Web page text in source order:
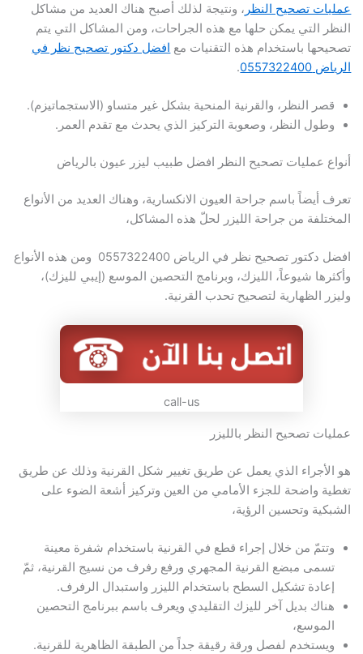
عمليات تصحيح النظر ، ونتيجة لذلك أصبح هناك العديد من مشاكل
النظر التي يمكن حلها مع هذه الجراحات، ومن المشاكل التي يتم
تصحيحها باستخدام هذه التقنيات مع افضل دكتور تصحيح نظر في
الرياض 0557322400
.
قصر النظر، والقرنية المنحية بشكل غير متساو (الاستجماتيزم).
وطول النظر، وصعوبة التركيز الذي يحدث مع تقدم العمر.
أنواع عمليات تصحيح النظر افضل طبيب ليزر عيون بالرياض
تعرف أيضاً باسم جراحة العيون الانكسارية، وهناك العديد من الأنواع
المختلفة من جراحة الليزر لحلّ هذه المشاكل،
افضل دكتور تصحيح نظر في الرياض 0557322400 ومن هذه الأنواع
وأكثرها شيوعاً، الليزك، وبرنامج التحصين الموسع (إيبي لليزك)،
وليزر الظهارية لتصحيح تحدب القرنية.
call-us
عمليات تصحيح النظر بالليزر
هو الأجراء الذي يعمل عن طريق تغيير شكل القرنية وذلك عن طريق
تغطية واضحة للجزء الأمامي من العين وتركيز أشعة الضوء على
الشبكية وتحسين الرؤية،
وتتمّ من خلال إجراء قطع في القرنية باستخدام شفرة معينة
تسمى مبضع القرنية المجهري ورفع رفرف من نسيج القرنية، ثمّ
إعادة تشكيل السطح باستخدام الليزر واستبدال الرفرف.
هناك بديل آخر لليزك التقليدي ويعرف باسم ببرنامج التحصين
الموسع،
ويستخدم لفصل ورقة رقيقة جداً من الطبقة الظاهرية للقرنية.